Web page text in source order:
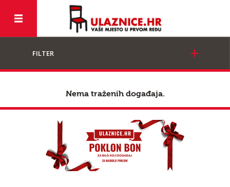
FILTER
Nema traženih događaja.